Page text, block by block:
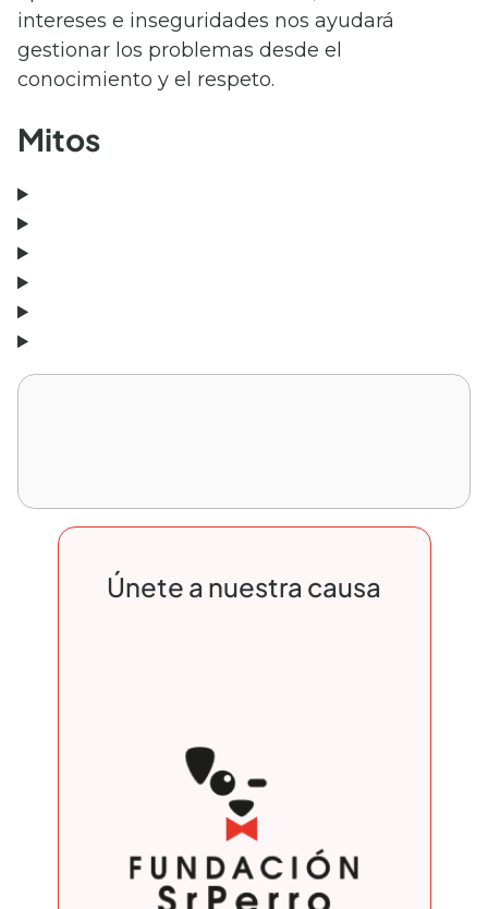
intereses e inseguridades nos ayudará
gestionar los problemas desde el
conocimiento y el respeto.
Mitos
Únete a nuestra causa